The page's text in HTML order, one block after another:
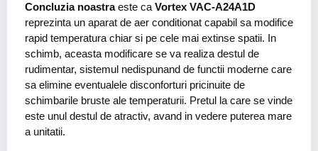
Concluzia noastraeste ca Vortex VAC-A24A1D
reprezinta un aparat de aer conditionat capabil sa modifice
rapid temperatura chiar si pe cele mai extinse spatii. In
schimb, aceasta modificare se va realiza destul de
rudimentar, sistemul nedispunand de functii moderne care
sa elimine eventualele disconforturi pricinuite de
schimbarile bruste ale temperaturii. Pretul la care se vinde
este unul destul de atractiv, avand in vedere puterea mare
a unitatii.